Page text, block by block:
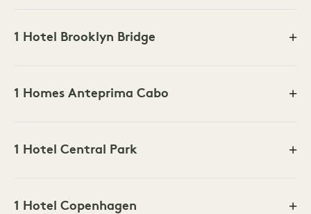
1 Hotel Brooklyn Bridge
1 Homes Anteprima Cabo
1 Hotel Central Park
1 Hotel Copenhagen